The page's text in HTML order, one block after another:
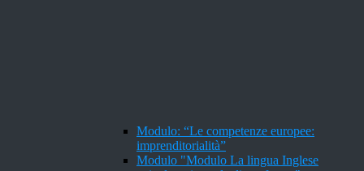
Modulo: “Le competenze europee:
imprenditorialità”
Modulo "Modulo La lingua Inglese